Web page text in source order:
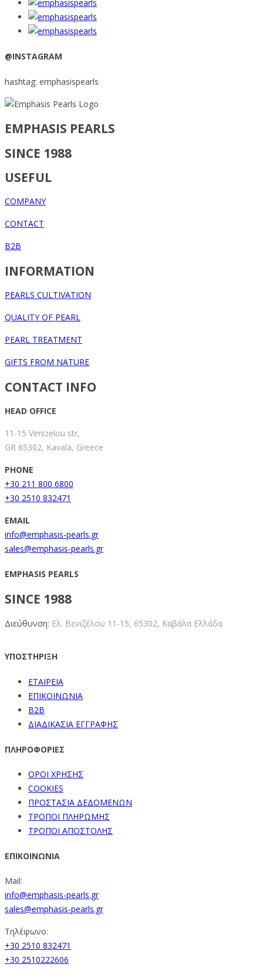
@INSTAGRAM
hashtag: emphasispearls
EMPHASIS PEARLS
SINCE 1988
USEFUL
COMPANY
CONTACT
B2B
INFORMATION
PEARLS CULTIVATION
QUALITY OF PEARL
PEARL TREATMENT
GIFTS FROM NATURE
CONTACT INFO
HEAD OFFICE
11-15 Venizelou str,
GR 65302, Kavala, Greece
PHONE
+30 211 800 6800
+30 2510 832471
EMAIL
info@emphasis-pearls.gr
sales@emphasis-pearls.gr
EMPHASIS PEARLS
SINCE 1988
Διεύθυνση: Ελ. Βενιζέλου 11-15, 65302, Καβάλα Ελλάδα
ΥΠΟΣΤΗΡΙΞΗ
ΕΤΑΙΡΕΙΑ
ΕΠΙΚΟΙΝΩΝΙΑ
B2B
ΔΙΑΔΙΚΑΣΙΑ ΕΓΓΡΑΦΗΣ
ΠΛΗΡΟΦΟΡΙΕΣ
ΟΡΟΙ ΧΡΗΣΗΣ
COOKIES
ΠΡΟΣΤΑΣΙΑ ΔΕΔΟΜΕΝΩΝ
ΤΡΟΠΟΙ ΠΛΗΡΩΜΗΣ
ΤΡΟΠΟΙ ΑΠΟΣΤΟΛΗΣ
ΕΠΙΚΟΙΝΩΝΙΑ
Mail:
info@emphasis-pearls.gr
sales@emphasis-pearls.gr
Τηλέφωνο:
+30 2510 832471
+30 2510222606